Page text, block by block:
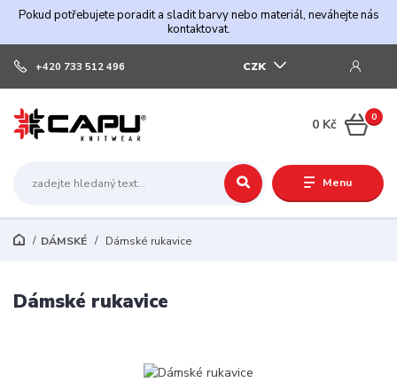
Pokud potřebujete poradit a sladit barvy nebo materiál, neváhejte nás
kontaktovat.
Menu
CZK
+420 733 512 496
0
0 Kč
DÁMSKÉ Dámské rukavice
Dámské rukavice